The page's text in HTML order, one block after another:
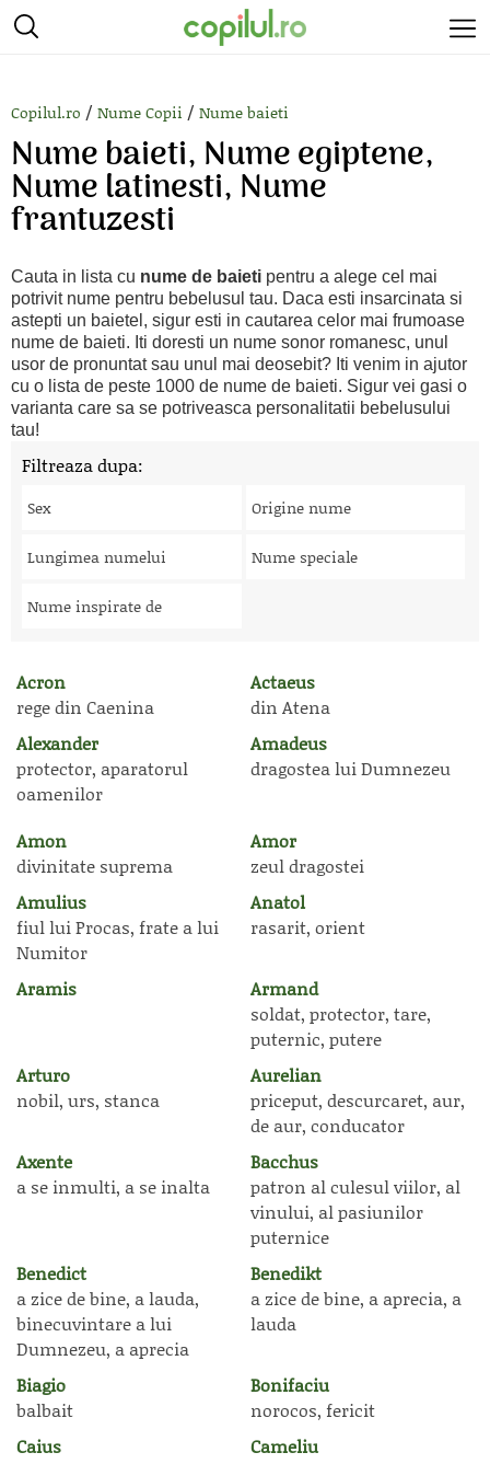
Copilul.ro / Nume Copii / Nume baieti
Nume baieti, Nume egiptene,
Nume latinesti, Nume
frantuzesti
Cauta in lista cu nume de baieti pentru a alege cel mai
potrivit nume pentru bebelusul tau. Daca esti insarcinata si
astepti un baietel, sigur esti in cautarea celor mai frumoase
nume de baieti. Iti doresti un nume sonor romanesc, unul
usor de pronuntat sau unul mai deosebit? Iti venim in ajutor
cu o lista de peste 1000 de nume de baieti. Sigur vei gasi o
varianta care sa se potriveasca personalitatii bebelusului
tau!
Filtreaza dupa:
Sex Origine nume
Lungimea numelui Nume speciale
Nume inspirate de
Acron
rege din Caenina
Actaeus
din Atena
Alexander
protector, aparatorul
oamenilor
Amadeus
dragostea lui Dumnezeu
Amon
divinitate suprema
Amor
zeul dragostei
Amulius
fiul lui Procas, frate a lui
Numitor
Anatol
rasarit, orient
Aramis
Armand
soldat, protector, tare,
puternic, putere
Arturo
nobil, urs, stanca
Aurelian
priceput, descurcaret, aur,
de aur, conducator
Axente
a se inmulti, a se inalta
Bacchus
patron al culesul viilor, al
vinului, al pasiunilor
puternice
Benedict
a zice de bine, a lauda,
binecuvintare a lui
Dumnezeu, a aprecia
Benedikt
a zice de bine, a aprecia, a
lauda
Biagio
balbait
Bonifaciu
norocos, fericit
Caius
Cameliu